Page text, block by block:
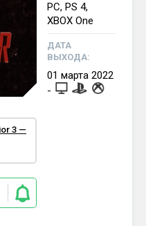
3 —
PC, PS 4,
XBOX One
ДАТА
ВЫХОДА:
01 марта 2022
-